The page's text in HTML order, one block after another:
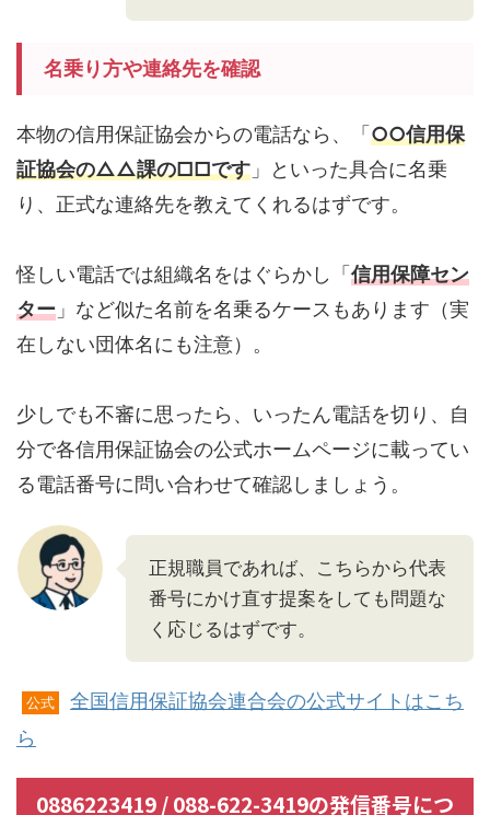
名乗り方や連絡先を確認
本物の信用保証協会からの電話なら、「○○信用保
証協会の△△課の□□です 」といった具合に名乗
り、正式な連絡先を教えてくれるはずです。
怪しい電話では組織名をはぐらかし「信用保障セン
ター 」など似た名前を名乗るケースもあります（実
在しない団体名にも注意）。
少しでも不審に思ったら、いったん電話を切り、自
分で各信用保証協会の公式ホームページに載ってい
る電話番号に問い合わせて確認しましょう。
正規職員であれば、こちらから代表
番号にかけ直す提案をしても問題な
く応じるはずです。
公式
全国信用保証協会連合会の公式サイトはこち
ら
0886223419 / 088-622-3419の発信番号につ